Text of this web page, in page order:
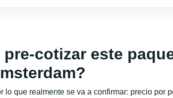
cotizar este
lo que realmente se va a confirmar: precio por